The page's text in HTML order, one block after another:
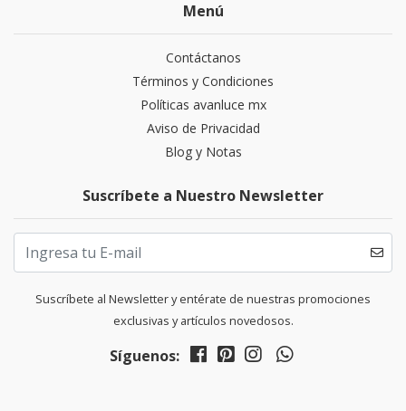
Menú
Contáctanos
Términos y Condiciones
Políticas avanluce mx
Aviso de Privacidad
Blog y Notas
Suscríbete a Nuestro Newsletter
Suscríbete al Newsletter y entérate de nuestras promociones
exclusivas y artículos novedosos.
Síguenos: